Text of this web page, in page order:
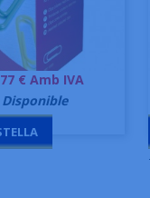
ràpida
€ Amb IVA